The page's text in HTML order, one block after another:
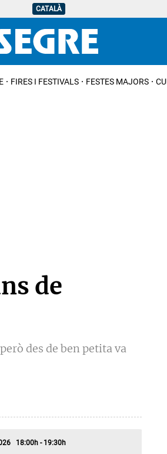
CATALÀ
FIRES I FESTIVALS FESTES MAJORS
de
des de ben petita va
18:00h - 19:30h